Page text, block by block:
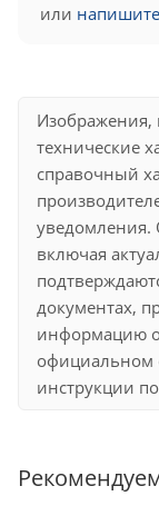
или
технические
справочный
уведомления.
включая
документах,
информацию о
официальном
инструкции